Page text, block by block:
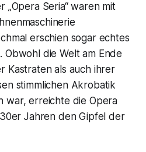
„Opera Seria“waren mit
erschien sogar echtes
Obwohl die Welt am Ende
Kastraten als auch ihrer
stimmlichen Akrobatik
war, erreichte die Opera
Jahren den Gipfel der